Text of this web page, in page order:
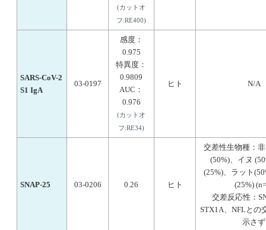
(カットオ
フ:RE400)
SARS-CoV-2
S1 IgA
03-0197
感度：
0.975
特異度：
0.9809
AUC：
0.976
(カットオ
フ:RE34)
ヒト N/A
SNAP-25 03-0206 0.26 ヒト
交差性生物種：
(50%)、イヌ
(25%)、ラット
(25%)
交差反応性：
STX1A、NFLとの
示さず